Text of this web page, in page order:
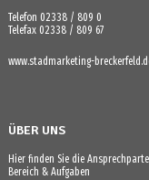
Telefon 02338 / 809 0
Telefax 02338 / 809 67
www.stadmarketing-
ÜBER UNS
Hier finden Sie die
Bereich & Aufgaben